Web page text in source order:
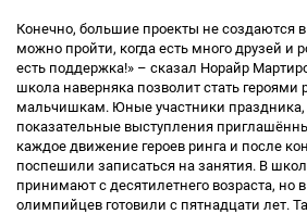
Конечно, большие проекты не создаются
можно пройти, когда есть много друзей и
есть поддержка!» – сказал Норайр
школа наверняка позволит стать героями
мальчишкам. Юные участники праздника,
показательные выступления
каждое движение героев ринга и после
поспешили записаться на занятия. В
принимают с десятилетнего возраста, но
олимпийцев готовили с пятнадцати лет.